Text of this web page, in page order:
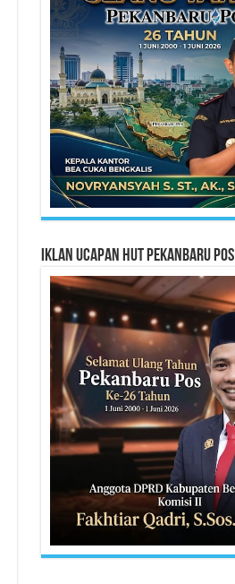
Iklan Ucapan HUT Pekanbaru Pos